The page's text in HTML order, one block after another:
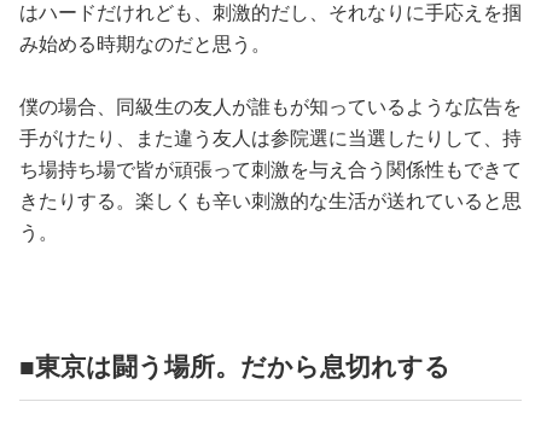
はハードだけれども、刺激的だし、それなりに手応えを掴
み始める時期なのだと思う。
僕の場合、同級生の友人が誰もが知っているような広告を
手がけたり、また違う友人は参院選に当選したりして、持
ち場持ち場で皆が頑張って刺激を与え合う関係性もできて
きたりする。楽しくも辛い刺激的な生活が送れていると思
う。
■東京は闘う場所。だから息切れする